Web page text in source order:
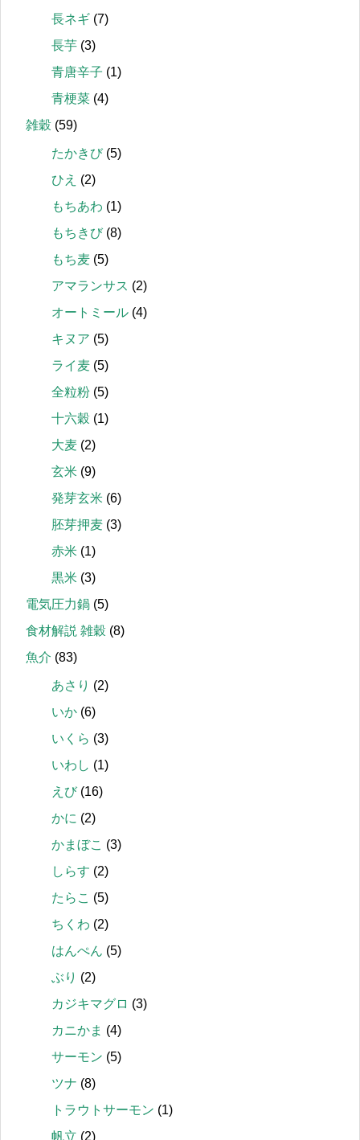
長ネギ (7)
長芋 (3)
青唐辛子 (1)
青梗菜 (4)
雑穀 (59)
たかきび(5)
ひえ (2)
もちあわ (1)
もちきび(8)
もち麦 (5)
アマランサス (2)
オートミール (4)
キヌア (5)
ライ麦 (5)
全粒粉 (5)
十六穀 (1)
大麦 (2)
玄米 (9)
発芽玄米 (6)
胚芽押麦 (3)
赤米 (1)
黒米 (3)
電気圧力鍋 (5)
食材解説 雑穀 (8)
魚介 (83)
あさり (2)
いか (6)
いくら (3)
いわし (1)
えび(16)
かに (2)
かまぼこ (3)
しらす (2)
たらこ (5)
ちくわ (2)
はんぺん (5)
ぶり (2)
カジキマグロ (3)
カニかま (4)
サーモン (5)
ツナ (8)
トラウトサーモン (1)
帆立 (2)